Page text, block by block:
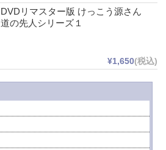
DVDリマスター版 けっこう源さん
道の先人シリーズ１
¥1,650(税込)